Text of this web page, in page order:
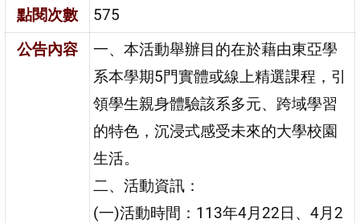
點閱次數
575
公告內容
一、本活動舉辦目的在於藉由東亞學
系本學期5門實體或線上精選課程，引
領學生親身體驗該系多元、跨域學習
的特色，沉浸式感受未來的大學校園
生活。
二、活動資訊：
(一)活動時間：113年4月22日、4月2